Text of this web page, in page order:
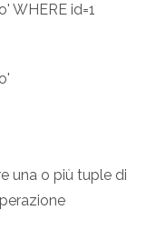
WHERE id=1
una o più tuple di